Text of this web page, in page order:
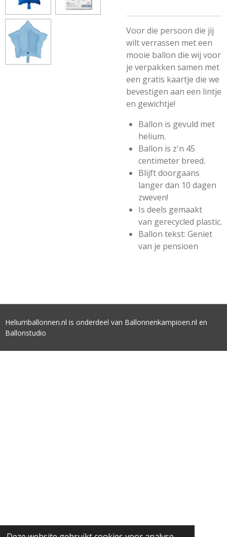
Voor die persoon die jij
wilt verrassen met een
mooie ballon die wij voor
je verpakken samen met
een gratis kaartje die we
bevestigen aan een lintje
en gewichtje!
Ballon is gevuld met
helium.
Ballon is z'n 45
centimeter breed.
Blijft doorgaans
langer dan 10 dagen
zweven!
Is deels gemaakt
van gerecycled plastic.
Ballon tekst: Geniet
van je pensioen
Heliumballonnen.nl is onderdeel van Ballonnenkampioen.nl en
Ballonstudio